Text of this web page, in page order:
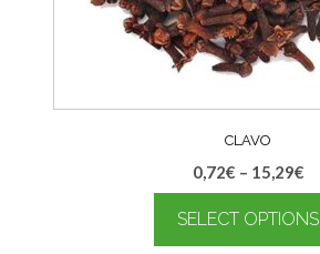
CLAVO
0,72€ – 15,29€
SELECT OPTIONS